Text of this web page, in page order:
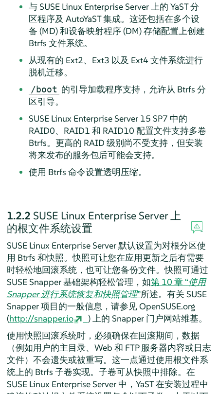
与 SUSE Linux Enterprise Server上的 YaST 分
区程序及 AutoYaST 集成。这还包括在多个设
备 (MD) 和设备映射程序 (DM) 存储配置上创建
Btrfs 文件系统。
从现有的 Ext2、Ext3 以及 Ext4 文件系统进行
脱机迁移。
/boot 的引导加载程序支持，允许从 Btrfs 分
区引导。
SUSE Linux Enterprise Server 15 SP7 中的
RAID0、RAID1 和 RAID10 配置文件支持多卷
Btrfs。更高的 RAID 级别尚不受支持，但安装
将来发布的服务包后可能会支持。
使用 Btrfs 命令设置透明压缩。
1.2.2 SUSE Linux Enterprise Server上
的根文件系统设置
SUSE Linux Enterprise Server默认设置为对根分区使
用 Btrfs 和快照。快照可让您在应用更新之后有需要
时轻松地回滚系统，也可让您备份文件。快照可通过
SUSE Snapper 基础架构轻松管理，如第 10 章 “使用
Snapper 进行系统恢复和快照管理”所述。有关 SUSE
Snapper 项目的一般信息，请参见 OpenSUSE.org
(http://snapper.io
) 上的 Snapper 门户网站维基。
使用快照回滚系统时，必须确保在回滚期间，数据
（例如用户的主目录、Web 和 FTP 服务器内容或日志
文件）不会遗失或被重写。这一点通过使用根文件系
统上的 Btrfs 子卷实现。子卷可从快照中排除。在
SUSE Linux Enterprise Server中，YaST 在安装过程中